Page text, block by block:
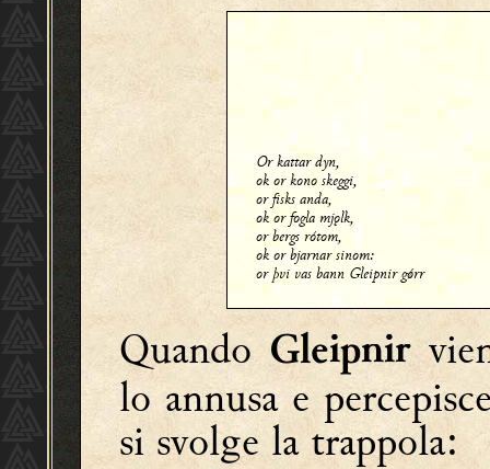
Or kattar dyn,
ok or kono skeggi,
or fisks anda,
ok or fogla mjǫlk,
or bergs rótom,
ok or bjarnar sinom:
or þvi vas bann Gleipnir gǿrr
QuandoGleipnir
lo annusa e
si svolge la trappola: